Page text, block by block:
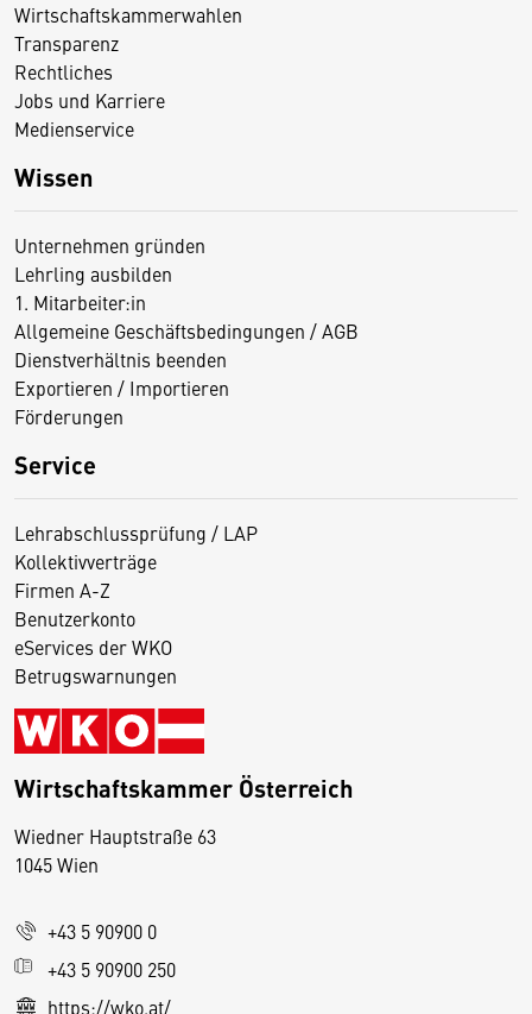
Wirtschaftskammerwahlen
Transparenz
Rechtliches
Jobs und Karriere
Medienservice
Wissen
Unternehmen gründen
Lehrling ausbilden
1. Mitarbeiter:in
Allgemeine Geschäftsbedingungen / AGB
Dienstverhältnis beenden
Exportieren / Importieren
Förderungen
Service
Lehrabschlussprüfung / LAP
Kollektivverträge
Firmen A-Z
Benutzerkonto
eServices der WKO
Betrugswarnungen
Wirtschaftskammer Österreich
Wiedner Hauptstraße 63
1045 Wien
+43 5 90900 0
+43 5 90900 250
https://wko.at/
D
s
e
S